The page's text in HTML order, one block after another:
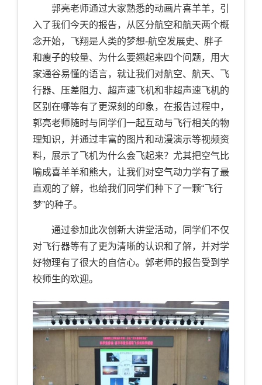
郭亮老师通过大家熟悉的动画片喜羊羊，引
入了我们今天的报告，从区分航空和航天两个概
念开始，飞翔是人类的梦想-航空发展史、胖子
和瘦子的较量、为什么要翘起来四个问题，用大
家通谷易懂的语言，就让我们对航空、航天、飞
行器、压差阻力、超声速飞机和非超声速飞机的
区别在哪等有了更深刻的印象，在报告过程中，
郭亮老师随时与同学们一起互动与飞行相关的物
理知识，并通过丰富的图片和动漫演示等视频资
料，展示了飞机为什么会飞起来？尤其把空气比
喻成喜羊羊和熊大，让我们对空气动力学有了最
直观的了解，也给我们同学们种下了一颗“飞行
梦”的种子。
通过参加此次创新大讲堂活动，同学们不仅
对飞行器等有了更为清晰的认识和了解，并对学
好物理有了很大的自信心。郭老师的报告受到学
校师生的欢迎。